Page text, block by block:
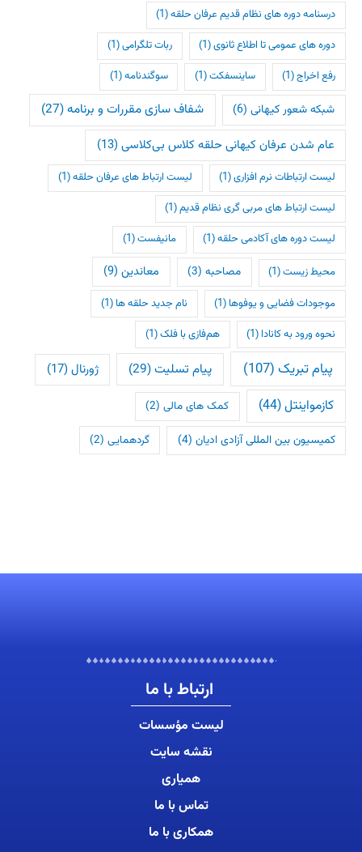
درسنامه دوره های نظام قدیم عرفان حلقه(1)
دوره های عمومی تا اطلاع ثانوی(1) ربات تلگرامی(1)
رفع اخراج(1) ساینسفکت(1) سوگندنامه(1)
شبکه شعور کیهانی(6) شفاف سازی مقررات و برنامه(27)
عام شدن عرفان کیهانی حلقه کلاس بی‌کلاسی (13)
لیست ارتباطات نرم افزاری(1) لیست ارتباط های عرفان حلقه(1)
لیست ارتباط های مربی گری نظام قدیم(1)
لیست دوره های آکادمی حلقه(1) مانیفست(1)
محیط زیست(1) مصاحبه(3) معاندین(9)
موجودات فضایی و یوفوها (1) نام جدید حلقه ها (1)
نحوه ورود به کانادا (1) هم‌فازی با فلک(1)
پیام تبریک(107) پیام تسلیت(29) ژورنال(17)
کازمواینتل(44) کمک های مالی(2)
کمیسیون بین المللی آزادی ادیان (4) گردهمایی(2)
ارتباط با ما
لیست مؤسسات
نقشه سایت
همیاری
تماس با ما
همکاری با ما